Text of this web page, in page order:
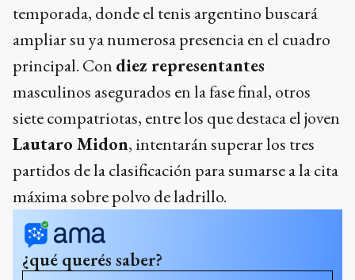
temporada, donde el tenis argentino buscará
ampliar su ya numerosa presencia en el cuadro
principal. Con diez representantes
masculinos asegurados en la fase final, otros
siete compatriotas, entre los que destaca el joven
Lautaro Midon, intentarán superar los tres
partidos de la clasificación para sumarse a la cita
máxima sobre polvo de ladrillo.
¿qué querés saber?